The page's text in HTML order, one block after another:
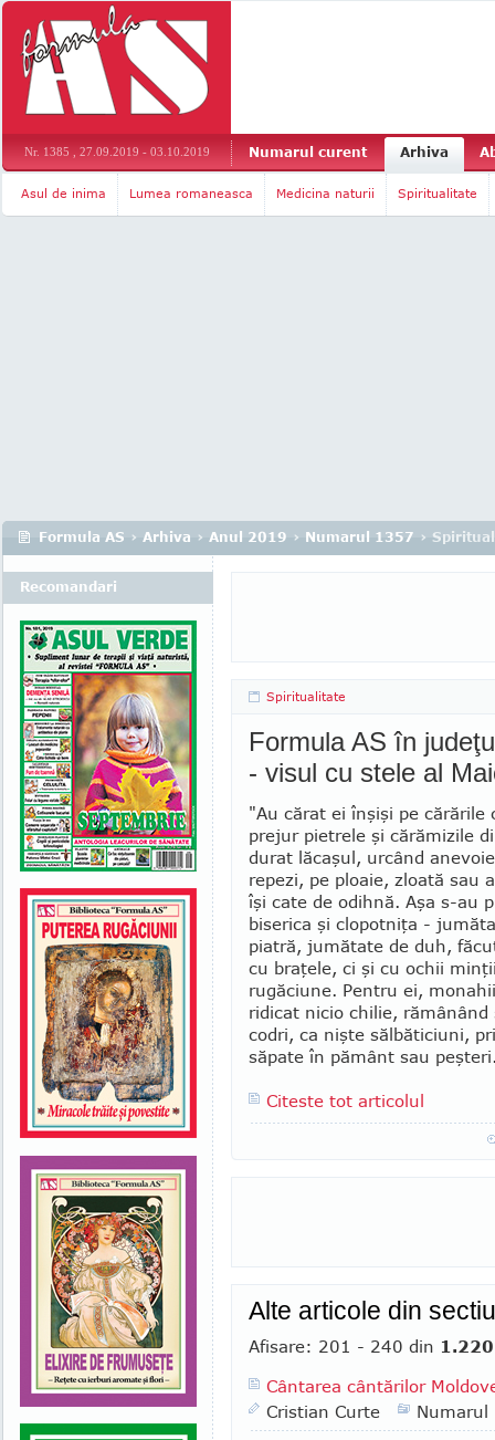
Nr. 1385 , 27.09.2019 - 03.10.2019 Numarul curent Arhiva
Asul de inima Lumea romaneasca Medicina naturii Spiritualitate
Formula AS › Arhiva › Anul 2019 › Numarul 1357 ›
Spiritualitate
Formula AS în
- visul cu stele al
"Au cărat ei înşişi pe
prejur pietrele şi cărămizile
durat lăcaşul, urcând
repezi, pe ploaie, zloată sau
îşi cate de odihnă. Aşa s-au
biserica şi clo­pot­niţa -
piatră, jumătate de duh,
cu braţele, ci şi cu ochii
rugăciune. Pentru ei,
ridicat nicio chilie, rămânând
codri, ca nişte sălbăticiuni,
săpate în pământ sau
Citeste tot articolul
Alte articole din
Afisare: 201 - 240 din 1.220
Cântarea cântărilor
Cristian Curte
Numarul
Recomandari